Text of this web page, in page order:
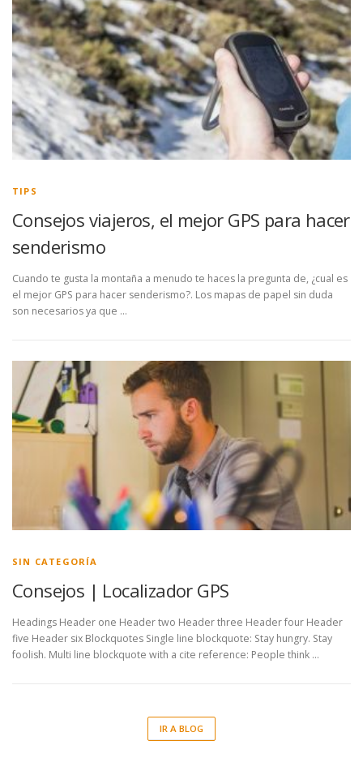
TIPS
Consejos viajeros, el mejor GPS para hacer
senderismo
Cuando te gusta la montaña a menudo te haces la pregunta de, ¿cual es
el mejor GPS para hacer senderismo?. Los mapas de papel sin duda
son necesarios ya que …
SIN CATEGORÍA
Consejos | Localizador GPS
Headings Header one Header two Header three Header four Header
five Header six Blockquotes Single line blockquote: Stay hungry. Stay
foolish. Multi line blockquote with a cite reference: People think …
IR A BLOG